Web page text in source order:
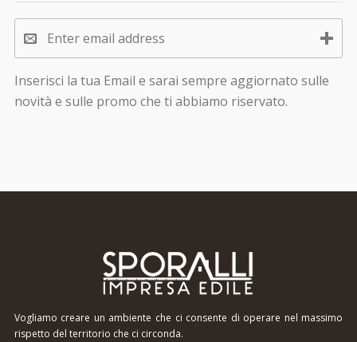
Inserisci la tua Email e sarai sempre aggiornato sulle
novità e sulle promo che ti abbiamo riservato.
Vogliamo creare un ambiente che ci consente di operare nel massimo
rispetto del territorio che ci circonda.